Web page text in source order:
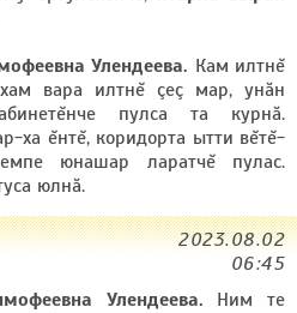
Улендеева. Кам илтнĕ
вара илтнĕ çеç мар, унăн
пулса та курнă.
ха ĕнтĕ, коридорта ытти вĕтĕ-
юнашар ларатчĕ пулас.
юлнă.
2023.08.02
06:45
Улендеева. Ним те